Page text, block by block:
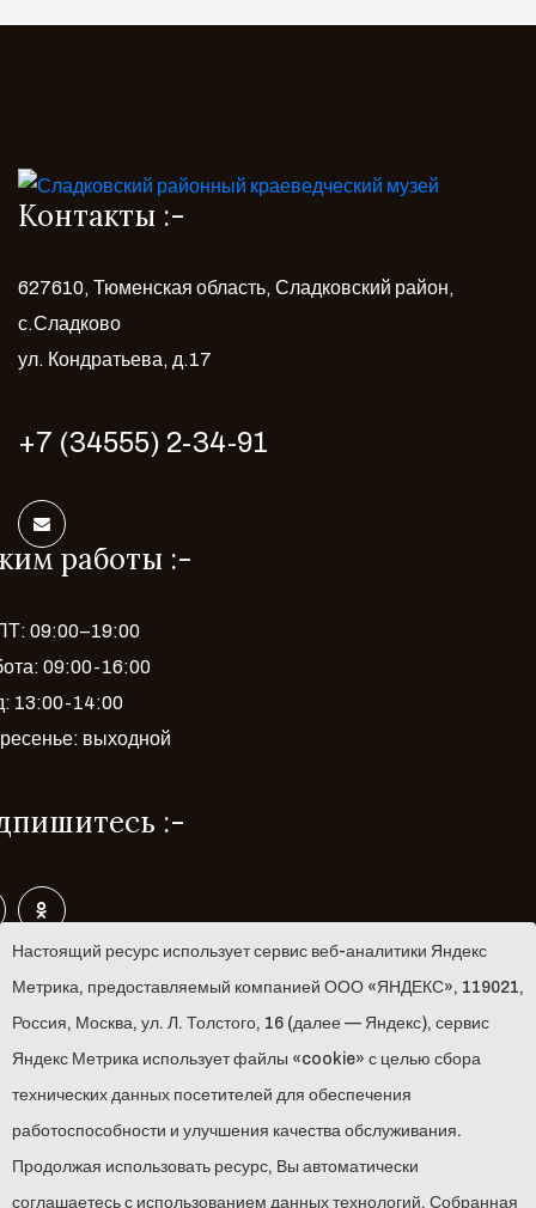
Контакты :-
627610, Тюменская область, Сладковский район,
с.Сладково
ул. Кондратьева, д.17
+7 (34555) 2-34-91
работы :-
09:00–19:00
09:00-16:00
13:00-14:00
выходной
:-
Навигация :-
Музей
Мероприятия
Новости
Настоящий ресурс использует сервис веб-аналитики Яндекс
Метрика, предоставляемый компанией ООО «ЯНДЕКС», 119021,
Россия, Москва, ул. Л. Толстого, 16 (далее — Яндекс), сервис
Яндекс Метрика использует файлы «cookie» с целью сбора
технических данных посетителей для обеспечения
работоспособности и улучшения качества обслуживания.
Продолжая использовать ресурс, Вы автоматически
соглашаетесь с использованием данных технологий. Собранная